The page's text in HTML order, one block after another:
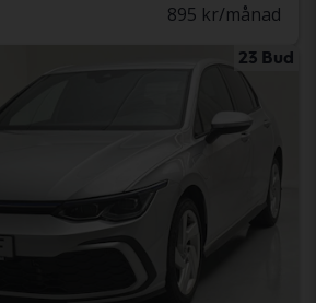
895 kr/månad
23 Bud